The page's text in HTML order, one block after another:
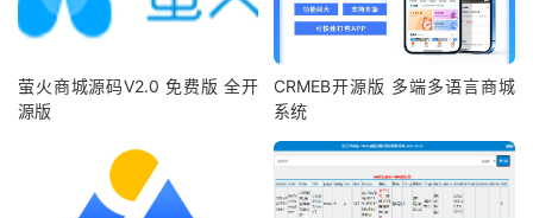
萤火商城源码V2.0 免费版 全开
源版
CRMEB开源版 多端多语言商城
系统